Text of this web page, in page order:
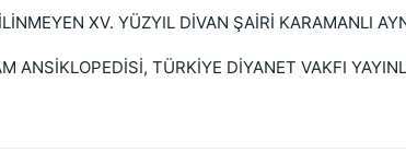
XV. YÜZYIL DİVAN ŞAİRİ KARAMANLI
ANSİKLOPEDİSİ, TÜRKİYE DİYANET VAKFI